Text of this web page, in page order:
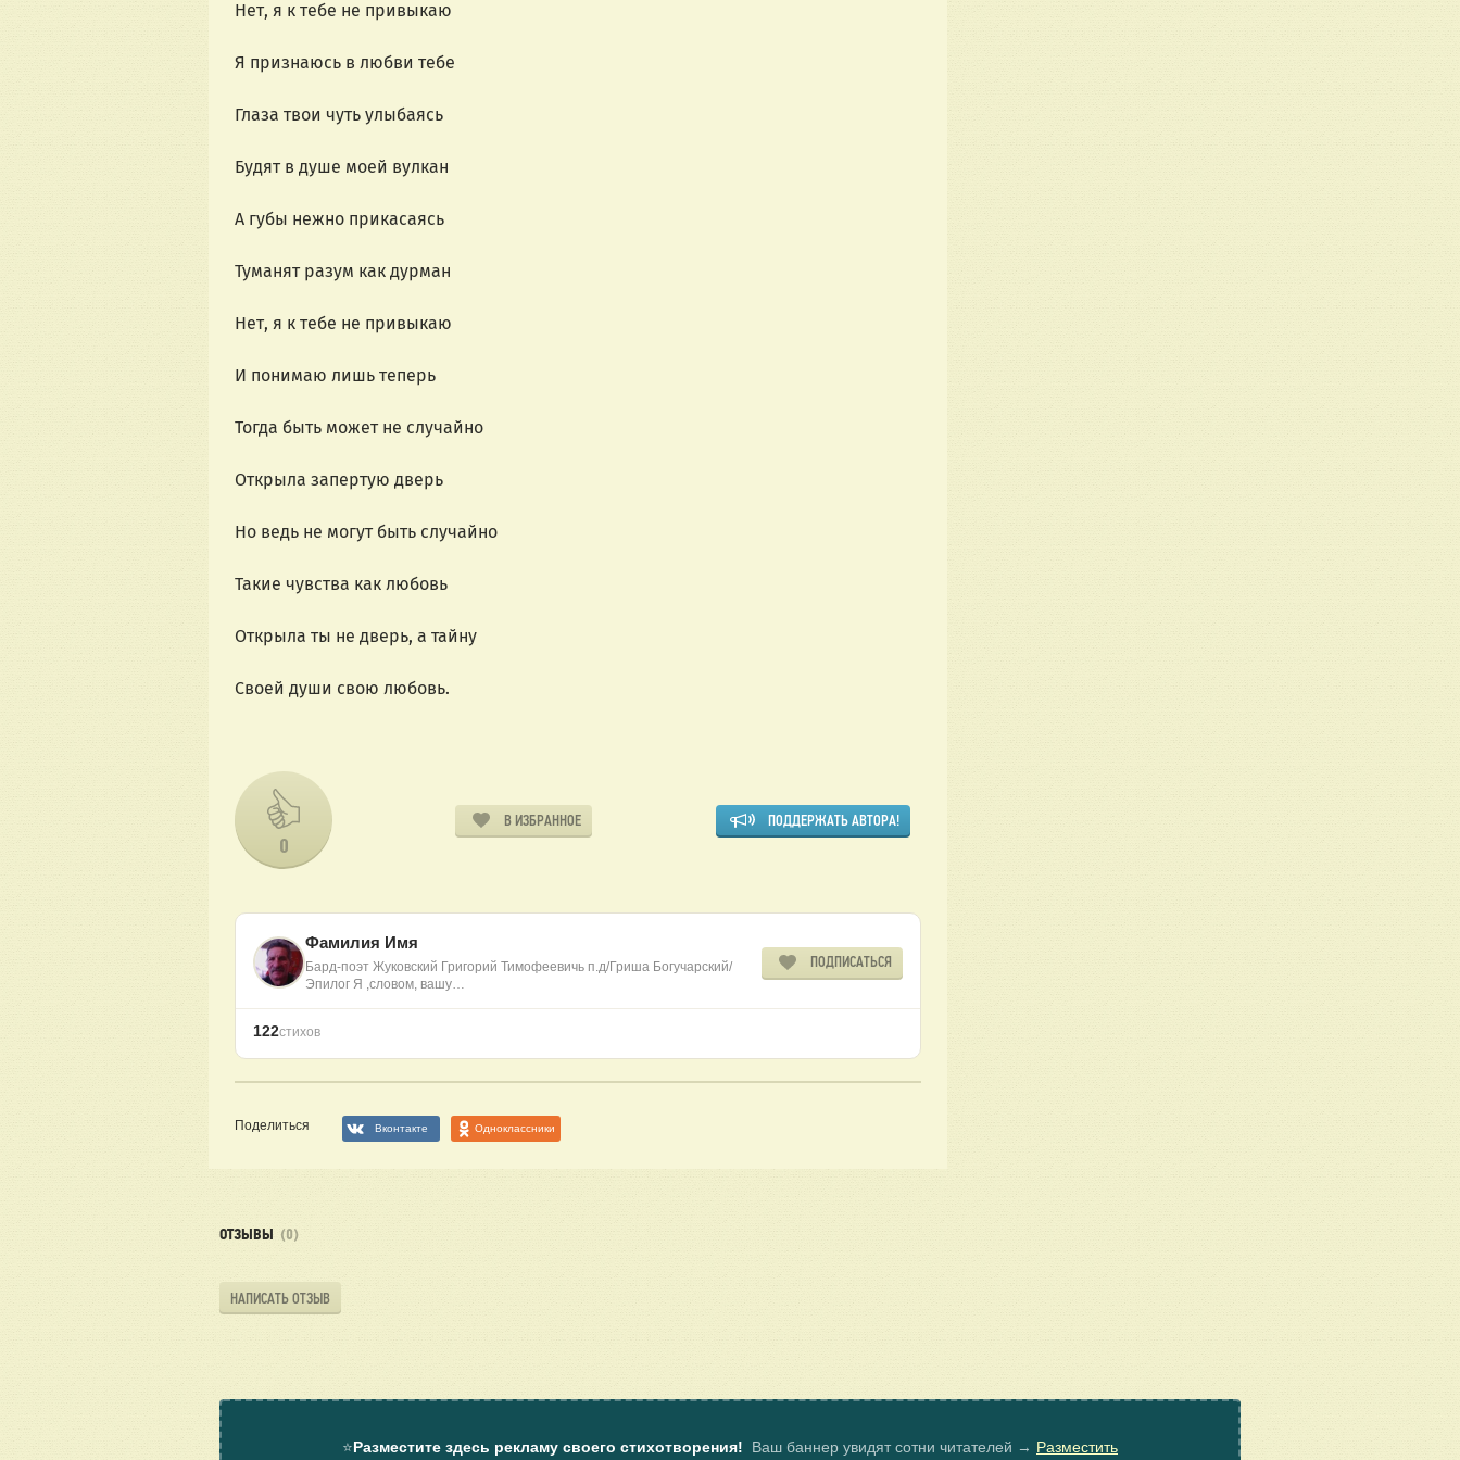
Нет, я к тебе не привыкаю
Я признаюсь в любви тебе
Глаза твои чуть улыбаясь
Будят в душе моей вулкан
А губы нежно прикасаясь
Туманят разум как дурман
Нет, я к тебе не привыкаю
И понимаю лишь теперь
Тогда быть может не случайно
Открыла запертую дверь
Но ведь не могут быть случайно
Такие чувства как любовь
Открыла ты не дверь, а тайну
Своей души свою любовь.
0
В ИЗБРАННОЕ ПОДДЕРЖАТЬ АВТОРА!
Фамилия Имя
Бард-поэт Жуковский Григорий Тимофеевичь п.д/Гриша Богучарский/
Эпилог Я ,словом, вашу…
ПОДПИСАТЬСЯ
122стихов
Поделиться Вконтакте Одноклассники
ОТЗЫВЫ (0)
НАПИСАТЬ ОТЗЫВ
⭐Разместите здесь рекламу своего стихотворения! Ваш баннер увидят сотни читателей → Разместить